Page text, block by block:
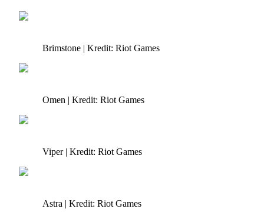
Brimstone | Kredit: Riot Games
Omen | Kredit: Riot Games
Viper | Kredit: Riot Games
Astra | Kredit: Riot Games